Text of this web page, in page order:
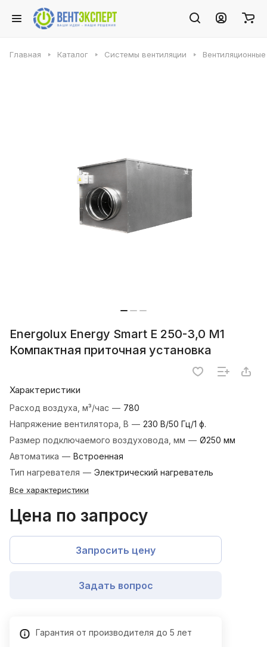
Главная Каталог Системы вентиляции
Energolux Energy Smart E 250-3,0 M1
Компактная приточная установка
Характеристики
Расход воздуха, м³/час — 780
Напряжение вентилятора, В — 230 В/50 Гц/1 ф.
Размер подключаемого воздуховода, мм — Ø250 мм
Автоматика — Встроенная
Тип нагревателя — Электрический нагреватель
Все характеристики
Цена по запросу
Запросить цену
Задать вопрос
Гарантия от производителя до 5 лет